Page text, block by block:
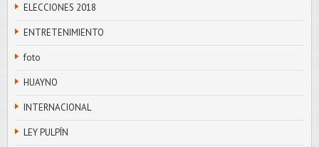
ELECCIONES 2018
ENTRETENIMIENTO
foto
HUAYNO
INTERNACIONAL
LEY PULPÍN